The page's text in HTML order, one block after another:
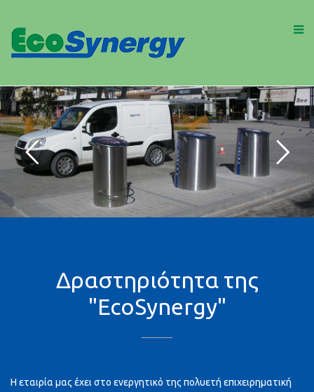
Δραστηριότητα της
"EcoSynergy"
Η εταιρία μας έχει στο ενεργητικό της πολυετή επιχειρηματική